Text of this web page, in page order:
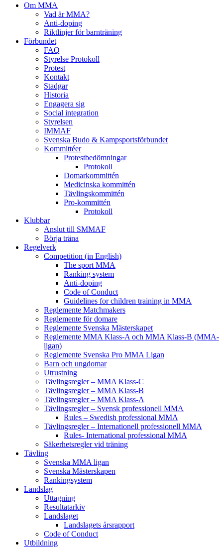
Om MMA
Vad är MMA?
Anti-doping
Riktlinjer för barnträning
Förbundet
FAQ
Styrelse Protokoll
Protest
Kontakt
Stadgar
Historia
Engagera sig
Social integration
Styrelsen
IMMAF
Svenska Budo & Kampsportsförbundet
Kommittéer
Protestbedömningar
Protokoll
Domarkommittén
Medicinska kommittén
Tävlingskommittén
Pro-kommittén
Protokoll
Klubbar
Anslut till SMMAF
Börja träna
Regelverk
Competition (in English)
The sport MMA
Ranking system
Anti-doping
Code of Conduct
Guidelines for children training in MMA
Reglemente Matchmakers
Reglemente för domare
Reglemente Svenska Mästerskapet
Reglemente MMA Klass-A och MMA Klass-B (MMA-
ligan)
Reglemente Svenska Pro MMA Ligan
Barn och ungdomar
Utrustning
Tävlingsregler – MMA Klass-C
Tävlingsregler – MMA Klass-B
Tävlingsregler – MMA Klass-A
Tävlingsregler – Svensk professionell MMA
Rules – Swedish professional MMA
Tävlingsregler – Internationell professionell MMA
Rules- International professional MMA
Säkerhetsregler vid träning
Tävling
Svenska MMA ligan
Svenska Mästerskapen
Rankingsystem
Landslag
Uttagning
Resultatarkiv
Landslaget
Landslagets årsrapport
Code of Conduct
Utbildning